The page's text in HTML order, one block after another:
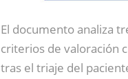
El documento analiza
criterios de valoración
tras el triaje del